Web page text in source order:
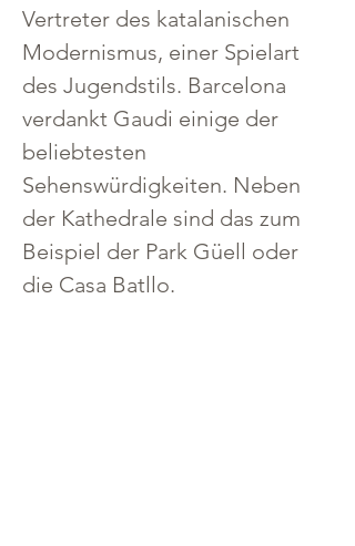
Vertreter des katalanischen
Modernismus, einer Spielart
des Jugendstils. Barcelona
verdankt Gaudi einige der
beliebtesten
Sehenswürdigkeiten. Neben
der Kathedrale sind das zum
Beispiel der Park Güell oder
die Casa Batllo.